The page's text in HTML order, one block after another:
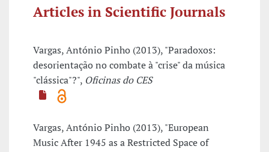
Articles in Scientific Journals
Vargas, António Pinho (2013), "Paradoxos:
desorientação no combate à "crise" da música
"clássica"?", Oficinas do CES
Vargas, António Pinho (2013), "European
Music After 1945 as a Restricted Space of